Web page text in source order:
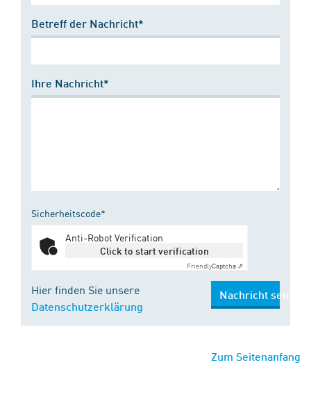
Betreff der Nachricht*
Ihre Nachricht*
Sicherheitscode*
Anti-Robot Verification
Click to start verification
FriendlyCaptcha ⇗
Hier finden Sie unsere
Datenschutzerklärung
Nachricht senden
Zum Seitenanfang